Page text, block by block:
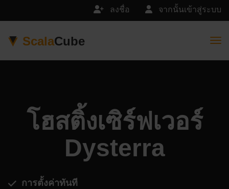
จากนั้นเข้าสู่ระบบ
ลงชื่อ
ScalaCube
โฮสติ้งเซิร์ฟเวอร์
Dysterra
การตั้งค่าทันที